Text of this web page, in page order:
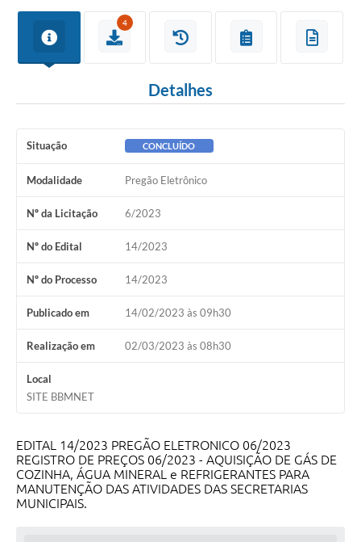
A Nossa Cidade
A Prefeitura
Obras
FROTAS
Patrimônio Cultural
Agenda Oficial
4
Detalhes
Situação CONCLUÍDO
Modalidade Pregão Eletrônico
Nº da Licitação 6/2023
Nº do Edital 14/2023
Nº do Processo 14/2023
Publicado em 14/02/2023 às 09h30
Realização em 02/03/2023 às 08h30
Local
SITE BBMNET
EDITAL 14/2023 PREGÃO ELETRONICO 06/2023
REGISTRO DE PREÇOS 06/2023 - AQUISIÇÃO DE GÁS DE
COZINHA, ÁGUA MINERAL e REFRIGERANTES PARA
MANUTENÇÃO DAS ATIVIDADES DAS SECRETARIAS
MUNICIPAIS.